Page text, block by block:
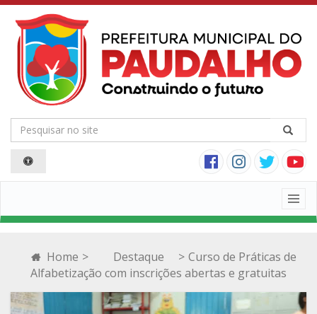
Home > Destaque > Curso de Práticas de
Alfabetização com inscrições abertas e gratuitas